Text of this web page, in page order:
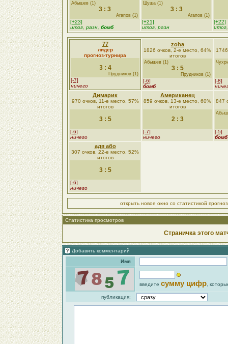
Абышев (1)
3 : 3
Агапов (1)
[+23]
итог, разн, бомб
Шуша (1)
3 : 3
Агапов (1)
[+21]
итог, разн
[+22]
77
лидер
прогноз-турнира
3 : 4
Прудников (1)
[-7]
ничего
zoha
1826 очков, 2-е место, 64%
итогов
Абышев (1)
3 : 5
Прудников (1)
[-6]
бомб
[-8]
Димарик
970 очков, 11-е место, 57%
итогов
3 : 5
[-6]
ничего
Американец
859 очков, 13-е место, 60%
итогов
2 : 3
[-7]
ничего
847
[-5]
бомб
адя або
307 очков, 22-е место, 52%
итогов
3 : 5
[-6]
ничего
открыть новое окно со статистикой
Статистика просмотров
Страничка этого
Добавить комментарий
Имя
введите сумму цифр ,
публикация: